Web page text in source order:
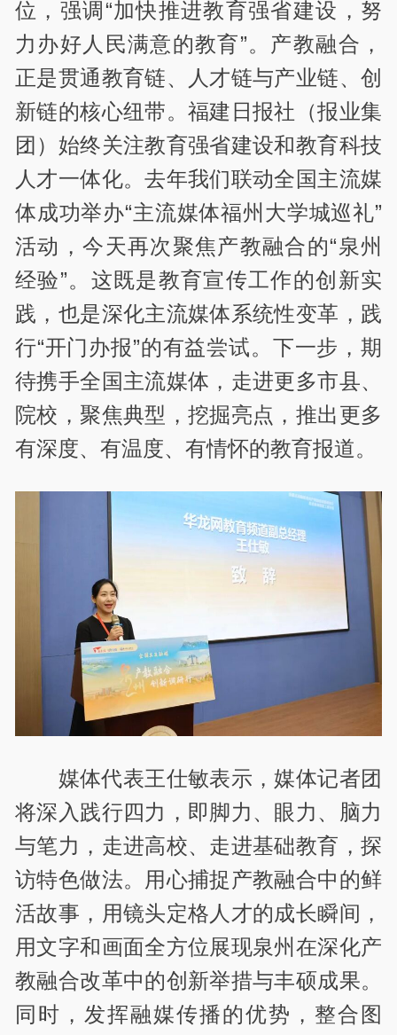
位，强调“加快推进教育强省建设，努
力办好人民满意的教育”。产教融合，
正是贯通教育链、人才链与产业链、创
新链的核心纽带。福建日报社（报业集
团）始终关注教育强省建设和教育科技
人才一体化。去年我们联动全国主流媒
体成功举办“主流媒体福州大学城巡礼”
活动，今天再次聚焦产教融合的“泉州
经验”。这既是教育宣传工作的创新实
践，也是深化主流媒体系统性变革，践
行“开门办报”的有益尝试。下一步，期
待携手全国主流媒体，走进更多市县、
院校，聚焦典型，挖掘亮点，推出更多
有深度、有温度、有情怀的教育报道。
媒体代表王仕敏表示，媒体记者团
将深入践行四力，即脚力、眼力、脑力
与笔力，走进高校、走进基础教育，探
访特色做法。用心捕捉产教融合中的鲜
活故事，用镜头定格人才的成长瞬间，
用文字和画面全方位展现泉州在深化产
教融合改革中的创新举措与丰硕成果。
同时，发挥融媒传播的优势，整合图